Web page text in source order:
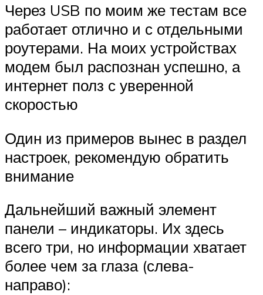
Через USB по моим же тестам все
работает отлично и с отдельными
роутерами. На моих устройствах
модем был распознан успешно, а
интернет полз с уверенной
скоростью
Один из примеров вынес в раздел
настроек, рекомендую обратить
внимание
Дальнейший важный элемент
панели – индикаторы. Их здесь
всего три, но информации хватает
более чем за глаза (слева-
направо):